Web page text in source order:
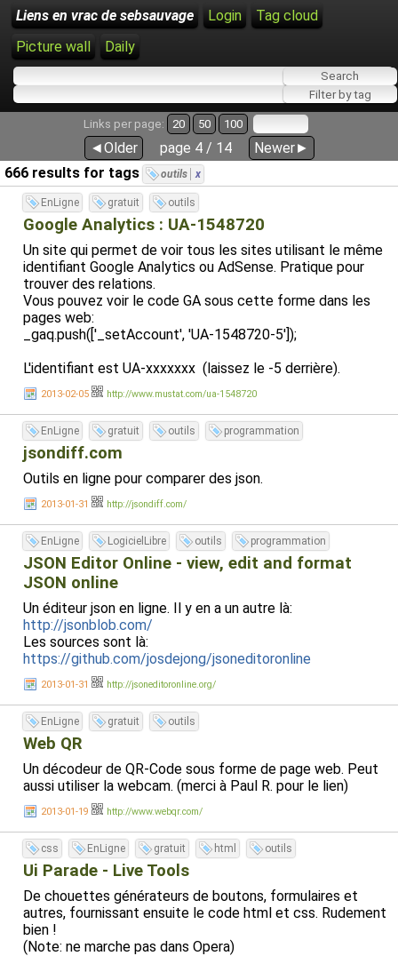
Liens en vrac de sebsauvage Login
Tag cloud
Picture wall
Daily
Links per page: 20 50 100
◄Older page 4 / 14
Newer►
666 results for tags
outils x
EnLigne gratuit outils
Google Analytics : UA-1548720
Un site qui permet de voir tous les sites utilisant le même
identifiant Google Analytics ou AdSense. Pratique pour
trouver des relations.
Vous pouvez voir le code GA sous cette forme dans les
pages web:
_gaq.push(['_setAccount', 'UA-1548720-5']);
L'identifiant est UA-xxxxxxx (laissez le -5 derrière).
2013-02-05 http://www.mustat.com/ua-1548720
EnLigne gratuit outils programmation
jsondiff.com
Outils en ligne pour comparer des json.
2013-01-31 http://jsondiff.com/
EnLigne LogicielLibre outils programmation
JSON Editor Online - view, edit and format
JSON online
Un éditeur json en ligne. Il y en a un autre là:
http://jsonblob.com/
Les sources sont là:
https://github.com/josdejong/jsoneditoronline
2013-01-31 http://jsoneditoronline.org/
EnLigne gratuit outils
Web QR
Un décodeur de QR-Code sous forme de page web. Peut
aussi utiliser la webcam. (merci à Paul R. pour le lien)
2013-01-19 http://www.webqr.com/
css EnLigne gratuit html outils
Ui Parade - Live Tools
De chouettes générateurs de boutons, formulaires et
autres, fournissant ensuite le code html et css. Rudement
bien !
(Note: ne marche pas dans Opera)